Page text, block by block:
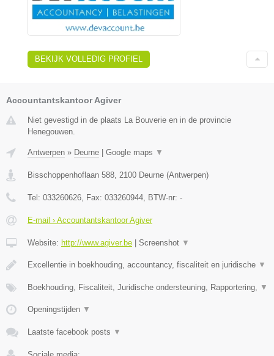
BEKIJK VOLLEDIG PROFIEL
Accountantskantoor Agiver
Niet gevestigd in de plaats La Bouverie en in de provincie
Henegouwen.
Antwerpen » Deurne Google maps ▼
Bisschoppenhoflaan 588, 2100 Deurne (Antwerpen)
Tel: 033260626, Fax: 033260944, BTW-nr: -
E-mail › Accountantskantoor Agiver
Website: http://www.agiver.be Screenshot ▼
Excellentie in boekhouding, accountancy, fiscaliteit en juridische ▼
Boekhouding, Fiscaliteit, Juridische ondersteuning, Rapportering, ▼
Openingstijden ▼
Laatste facebook posts ▼